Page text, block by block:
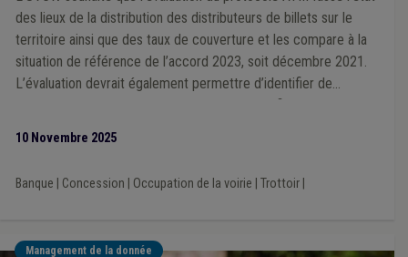
des lieux de la distribution des distributeurs de billets sur le
territoire ainsi que des taux de couverture et les compare à la
situation de référence de l’accord 2023, soit décembre 2021.
L’évaluation devrait également permettre d’identifier de
10 Novembre 2025
Banque Concession Occupation de la voirie Trottoir|
Management de la donnée